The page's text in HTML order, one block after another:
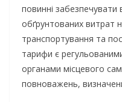
повинні забезпечувати
обґрунтованих витрат
транспортування та
тарифи є
органами місцевого
повноважень,